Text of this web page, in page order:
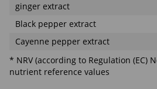
ginger extract
Black pepper extract
Cayenne pepper extract
* NRV (according to Regulation (EC)
nutrient reference values